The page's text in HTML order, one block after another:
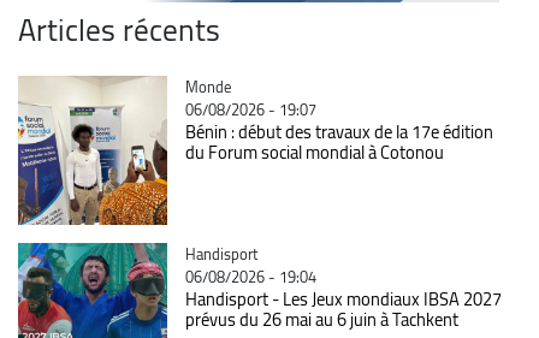
Articles récents
Catégorie
Monde
06/08/2026 - 19:07
Bénin : début des travaux de la 17e édition
du Forum social mondial à Cotonou
Catégorie
Handisport
06/08/2026 - 19:04
Handisport - Les Jeux mondiaux IBSA 2027
prévus du 26 mai au 6 juin à Tachkent